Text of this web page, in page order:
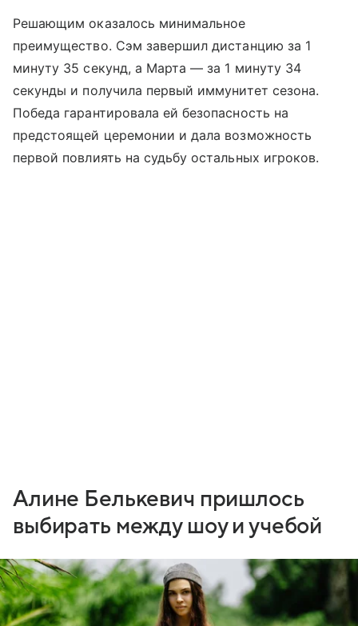
Решающим оказалось минимальное
преимущество. Сэм завершил дистанцию за 1
минуту 35 секунд, а Марта — за 1 минуту 34
секунды и получила первый иммунитет сезона.
Победа гарантировала ей безопасность на
предстоящей церемонии и дала возможность
первой повлиять на судьбу остальных игроков.
Алине Белькевич пришлось
выбирать между шоу и учебой